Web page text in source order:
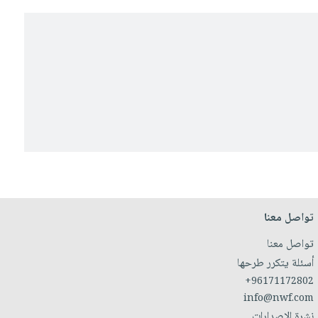
تواصل معنا
تواصل معنا
أسئلة يتكرر طرحها
+96171172802
info@nwf.com